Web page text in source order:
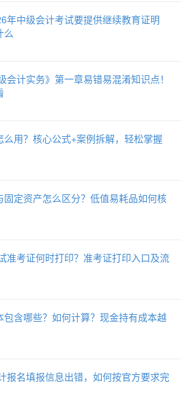
年中级会计考试要提供继续教育证明
么
会计实务》第一章易错易混淆知识点！
么用？核心公式+案例拆解，轻松掌握
固定资产怎么区分？低值易耗品如何核
准考证何时打印？准考证打印入口及流
包含哪些？如何计算？现金持有成本越
报名填报信息出错，如何按官方要求完